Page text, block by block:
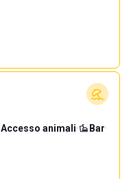
Accesso animali· Bar·